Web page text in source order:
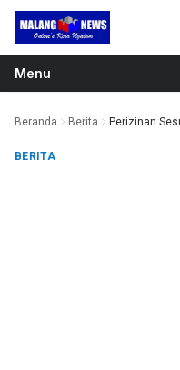
Langsung ke konten
Menu
Beranda Berita Perizinan
BERITA